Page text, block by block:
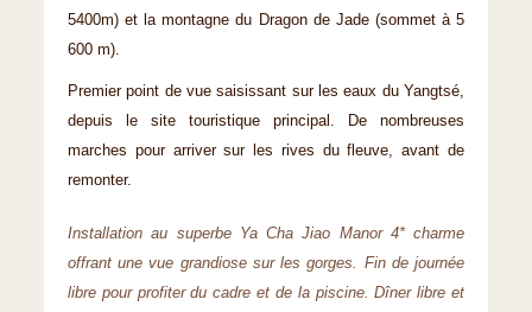
5400m) et la montagne du Dragon de Jade (sommet à 5
600 m).
Premier point de vue saisissant sur les eaux du Yangtsé,
depuis le site touristique principal. De nombreuses
marches pour arriver sur les rives du fleuve, avant de
remonter.
Installation au superbe Ya Cha Jiao Manor 4* charme
offrant une vue grandiose sur les gorges. Fin de journée
libre pour profiter du cadre et de la piscine. Dîner libre et